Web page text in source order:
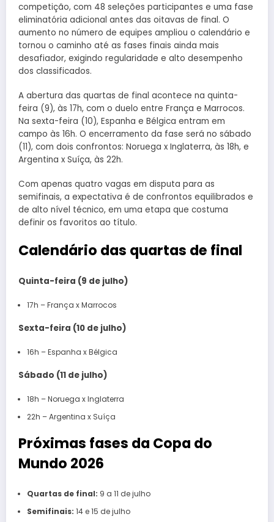
competição, com 48 seleções participantes e uma fase
eliminatória adicional antes das oitavas de final. O
aumento no número de equipes ampliou o calendário e
tornou o caminho até as fases finais ainda mais
desafiador, exigindo regularidade e alto desempenho
dos classificados.
A abertura das quartas de final acontece na quinta-
feira (9), às 17h, com o duelo entre França e Marrocos.
Na sexta-feira (10), Espanha e Bélgica entram em
campo às 16h. O encerramento da fase será no sábado
(11), com dois confrontos: Noruega x Inglaterra, às 18h, e
Argentina x Suíça, às 22h.
Com apenas quatro vagas em disputa para as
semifinais, a expectativa é de confrontos equilibrados e
de alto nível técnico, em uma etapa que costuma
definir os favoritos ao título.
Calendário das quartas de final
Quinta-feira (9 de julho)
17h – França x Marrocos
Sexta-feira (10 de julho)
16h – Espanha x Bélgica
Sábado (11 de julho)
18h – Noruega x Inglaterra
22h – Argentina x Suíça
Próximas fases da Copa do
Mundo 2026
Quartas de final: 9 a 11 de julho
Semifinais: 14 e 15 de julho